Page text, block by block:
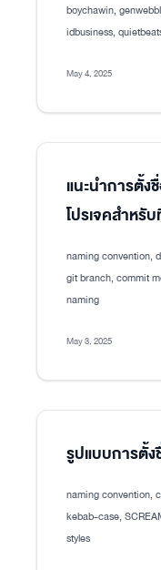
boychawin,
idbusiness,
May 4, 2025
แนะนำการตั้ง
โปรเจคสำหรั
naming convention,
git branch, commit
naming
May 3, 2025
รูปแบบการตั้
naming convention,
kebab-case,
styles